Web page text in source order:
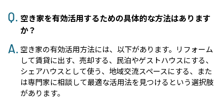
空き家を有効活用するための具体的な方法はあります
か？
空き家の有効活用方法には、以下があります。リフォーム
して賃貸に出す、売却する、民泊やゲストハウスにする、
シェアハウスとして使う、地域交流スペースにする、また
は専門家に相談して最適な活用法を見つけるという選択肢
があります。